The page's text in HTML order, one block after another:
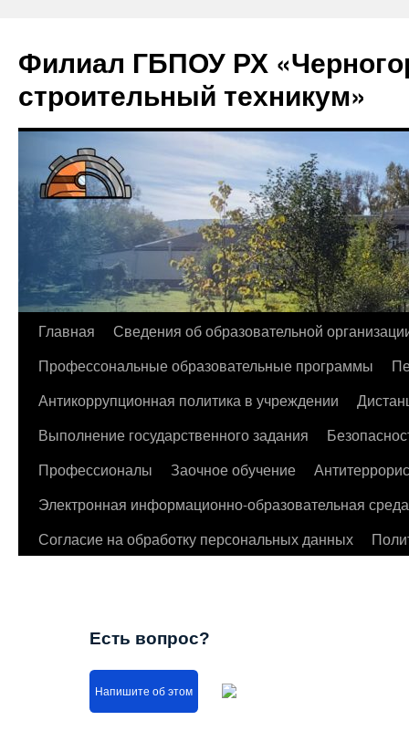
Филиал ГБПОУ РХ
строительный техникум»
Перейти
содержимому
Главная
Сведения об образовательной
Профессональные образовательные программы
Антикоррупционная политика в учреждении
Выполнение государственного задания
Профессионалы
Заочное обучение
Электронная информационно-образовательная среда
Согласие на обработку персональных данных
Есть вопрос?
Напишите об этом